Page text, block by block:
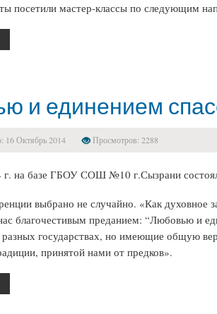
посетили мастер-классы по следующим
и единением
16 Октябрь 2014 Просмотров: 2288
г. на базе ГБОУ СОШ №10 г.Сызрани
выбрано не случайно. «Как духовное
благочестивым преданием: “Любовью и
государствах, но имеющие общую
принятой нами от предков».